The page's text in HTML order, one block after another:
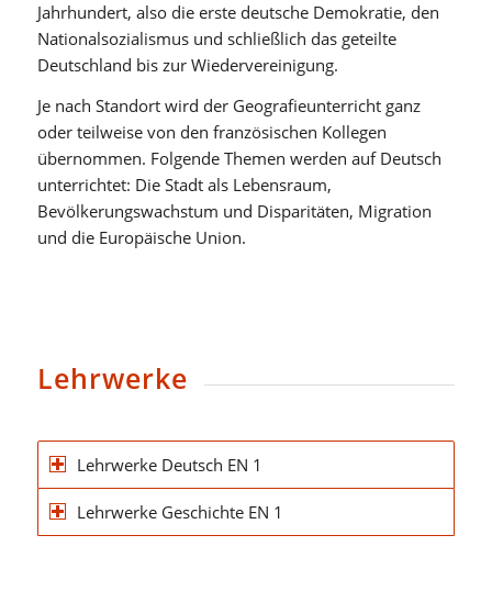
Jahrhundert, also die erste deutsche Demokratie, den
Nationalsozialismus und schließlich das geteilte
Deutschland bis zur Wiedervereinigung.
Je nach Standort wird der Geografieunterricht ganz
oder teilweise von den französischen Kollegen
übernommen. Folgende Themen werden auf Deutsch
unterrichtet: Die Stadt als Lebensraum,
Bevölkerungswachstum und Disparitäten, Migration
und die Europäische Union.
Lehrwerke
Lehrwerke Deutsch EN 1
Lehrwerke Geschichte EN 1